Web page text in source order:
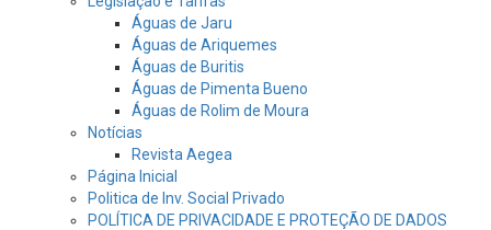
Águas de Jaru
Águas de Ariquemes
Águas de Buritis
Águas de Pimenta Bueno
Águas de Rolim de Moura
Notícias
Revista Aegea
Página Inicial
Politica de Inv. Social Privado
POLÍTICA DE PRIVACIDADE E PROTEÇÃO DE DADOS